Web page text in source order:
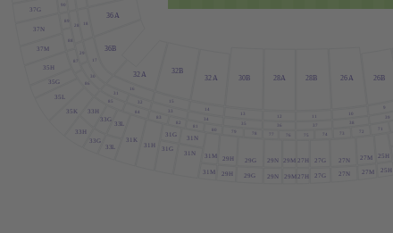
36B
36A
26A
28B
28A
30B
26B
32A
32B
32A
35K
35 L
35G
35H
37M
37N
37G
9
10
11
12
13
14
15
16
32
34
36
71
73
74
76
80
81
82
31
84
88
17
18
29
30
86
87
89
90
25H
27M
27N
27G
27H
29M
29N
29G
29H
31M
31N
31G
33G
33H
31H
31K
31N
31G
25H
27M
27N
27G
27H
29M
29N
29G
29H
31M
33L
33G